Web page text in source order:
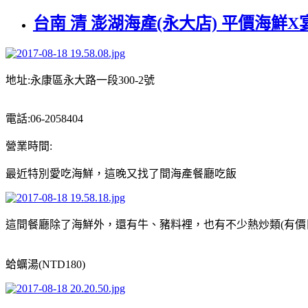
台南 清 澎湖海產(永大店) 平價海鮮X
地址:永康區永大路一段300-2號
電話:06-2058404
營業時間:
最近特別愛吃海鮮，這晚又找了間海產餐廳吃飯
這間餐廳除了海鮮外，還有牛、豬料裡，也有不少熱炒類(有
蛤蠣湯(NTD180)